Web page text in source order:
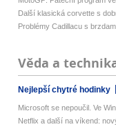
Další klasická corvette s
Problémy Cadillacu s
Věda a
Nejlepší chytré hodinky
Microsoft se nepoučil. Ve
Netflix a další na víkend: